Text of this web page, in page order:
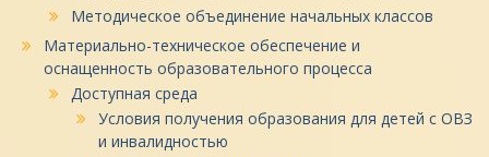
Методическое объединение начальных классов
Материально-техническое обеспечение и
оснащенность образовательного процесса
Доступная среда
Условия получения образования для детей с ОВЗ
и инвалидностью